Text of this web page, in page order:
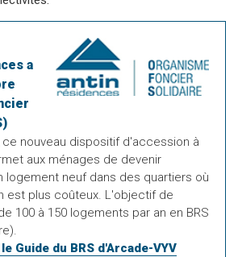
a
ce nouveau dispositif d'accession à
aux ménages de devenir
logement neuf dans des quartiers où
est plus coûteux. L'objectif de
100 à 150 logements par an en BRS
Guide du BRS d'Arcade-VYV